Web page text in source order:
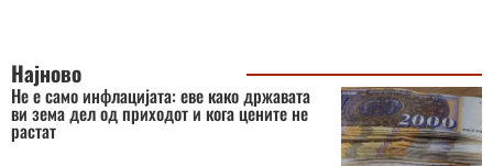
Најново
Не е само инфлацијата: еве како државата
ви зема дел од приходот и кога цените не
растат